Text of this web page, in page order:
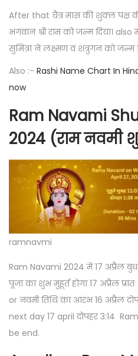
After that चैत्र मास की शुक्ल पक्ष
भगवान श्री राम को जन्म दिया।
सुमित्रा ने लक्ष्मण व शत्रुगन को जन्म
Also :- Rashi Name Chart In
now
Ram Navami
2024 (राम नवमी
ramnavmi
Ram Navami 2024 में 17 अप्रैल
पूजा का शुभ मुहूर्त होगा 17 अप्रैल
or नवमी तिथि का आरंभ 16 अप्रैल
next day 17 april दोपहर 3:14
be end.